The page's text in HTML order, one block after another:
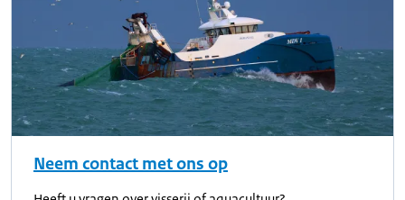
Neem contact met ons op